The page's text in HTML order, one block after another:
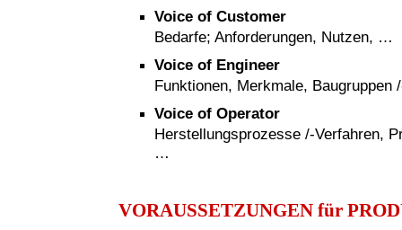
Voice of Customer
Bedarfe; Anforderungen, Nutzen, …
Voice of Engineer
Funktionen, Merkmale,
Voice of Operator
Herstellungsprozesse /-Verfahren,
VORAUSSETZUNGEN für